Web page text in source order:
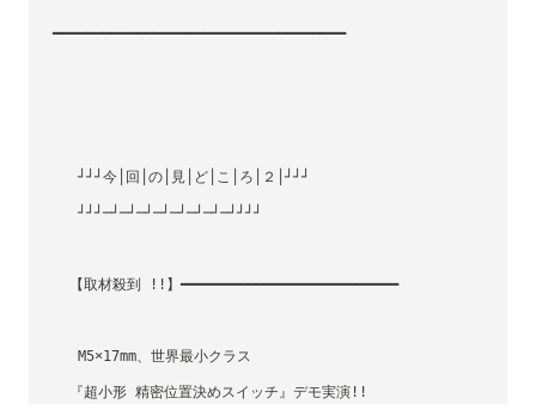
━━━━━━━━━━━━━━━━━━━━━━━━━━━━━━━━━━━
   ┘┘┘今│回│の│見│ど│こ│ろ│２│┘┘┘
   ┘┘┘─┘─┘─┘─┘─┘─┘─┘─┘┘┘┘
  【取材殺到 !!】━━━━━━━━━━━━━━━━━━━━━━━━━━
   M5×17mm、世界最小クラス
  『超小形 精密位置決めスイッチ』デモ実演!!